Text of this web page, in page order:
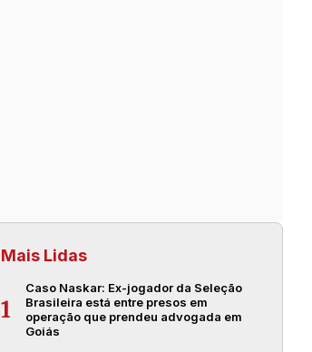
Mais Lidas
1
Caso Naskar: Ex-jogador da Seleção
Brasileira está entre presos em
operação que prendeu advogada em
Goiás